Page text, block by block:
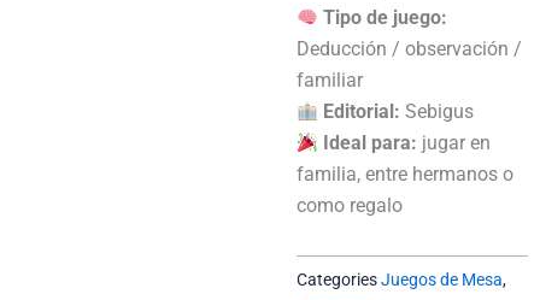
Tipo de juego:
Deducción / observación /
familiar
Editorial: Sebigus
Ideal para: jugar en
familia, entre hermanos o
como regalo
CategoriesJuegos de Mesa,